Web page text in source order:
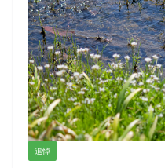
追悼